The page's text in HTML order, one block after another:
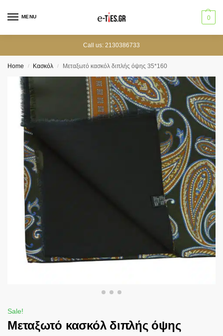
MENU 0
Call us: 2130386733
Home / Κασκόλ / Μεταξωτό κασκόλ διπλής όψης 35*160
Sale!
Μεταξωτό κασκόλ διπλής όψης